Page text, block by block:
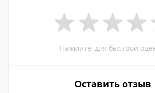
Нажмите, для быстрой
Оставить отзыв